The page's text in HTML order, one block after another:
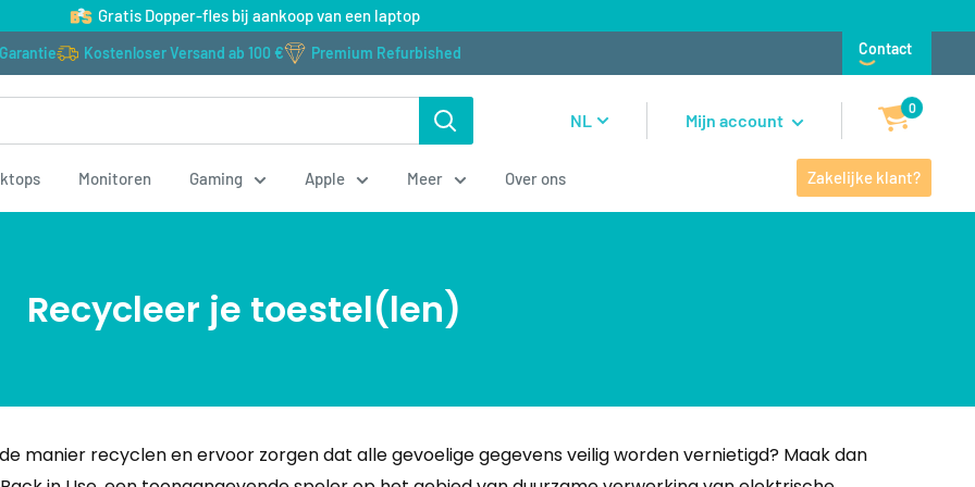
Gratis Dopper-fles bij aankoop van een laptop
Kostenloser Versand ab 100 € Premium Refurbished Contact
NL Mijn account
0
Monitoren Gaming Apple Meer Over ons Zakelijke klant?
Recycleer je toestel(len)
manier recyclen en ervoor zorgen dat alle gevoelige gegevens veilig worden vernietigd? Maak dan